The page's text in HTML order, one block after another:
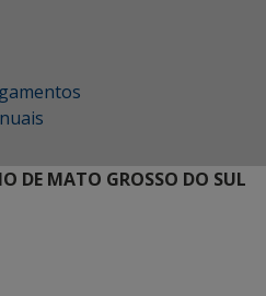
DE MATO GROSSO DO SUL